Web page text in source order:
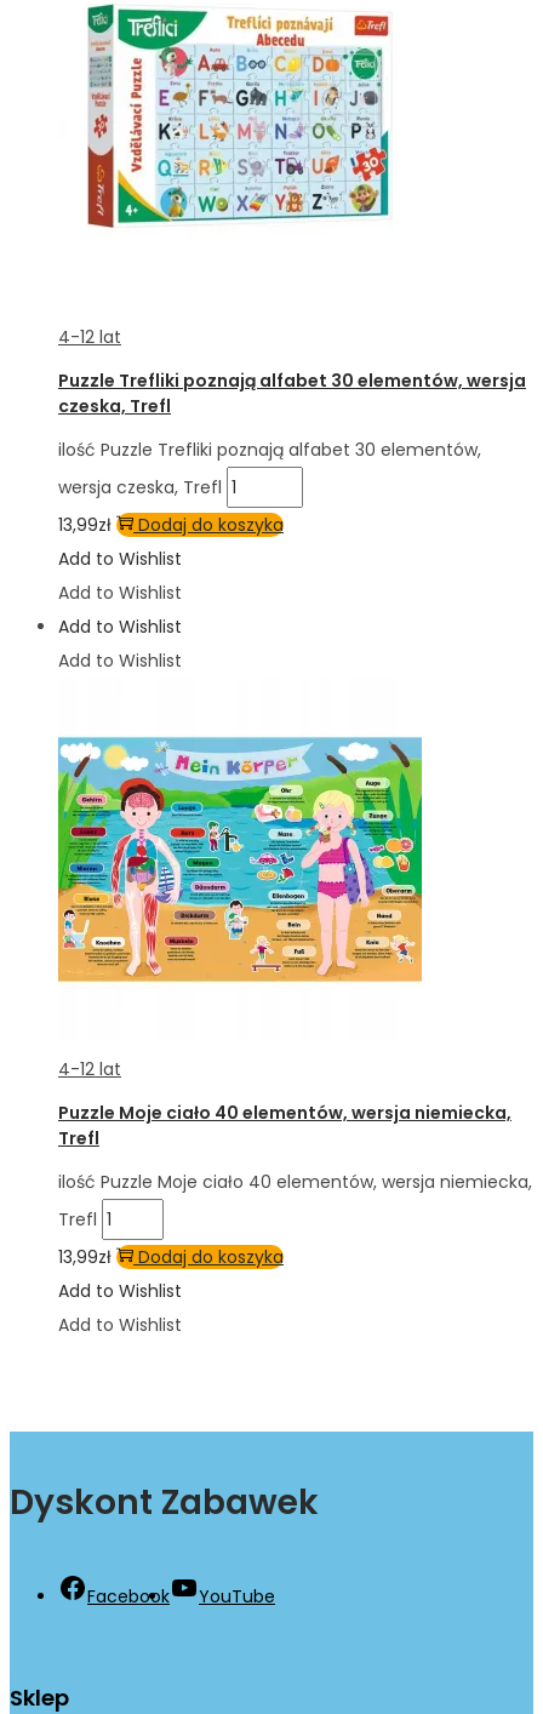
4-12 lat
Puzzle Trefliki poznają alfabet 30 elementów, wersja
czeska, Trefl
ilość Puzzle Trefliki poznają alfabet 30 elementów,
wersja czeska, Trefl
13,99zł
Dodaj do koszyka
Add to Wishlist
Add to Wishlist
Add to Wishlist
Add to Wishlist
4-12 lat
Puzzle Moje ciało 40 elementów, wersja niemiecka,
Trefl
ilość Puzzle Moje ciało 40 elementów, wersja niemiecka,
Trefl
13,99zł
Dodaj do koszyka
Add to Wishlist
Add to Wishlist
Dyskont Zabawek
Facebook YouTube
Sklep